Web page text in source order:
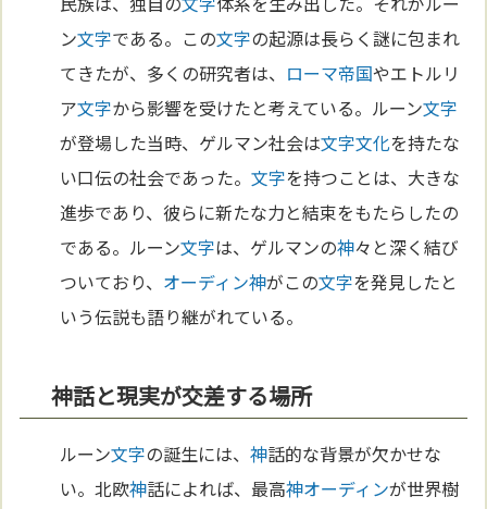
ン文字である。この文字の起源は長らく謎に包まれ
てきたが、多くの研究者は、 ローマ帝国やエトルリ
ア文字から影響を受けたと考えている。ルーン文字
が登場した当時、ゲルマン社会は文字文化を持たな
い口伝の社会であった。文字を持つことは、大きな
進歩であり、彼らに新たな力と結束をもたらしたの
である。ルーン文字は、ゲルマンの神々と深く結び
ついており、 オーディン神がこの文字を発見したと
いう伝説も語り継がれている。
神話と現実が交差する場所
ルーン文字の誕生には、神話的な背景が欠かせな
い。北欧神話によれば、最高神オーディンが世界樹